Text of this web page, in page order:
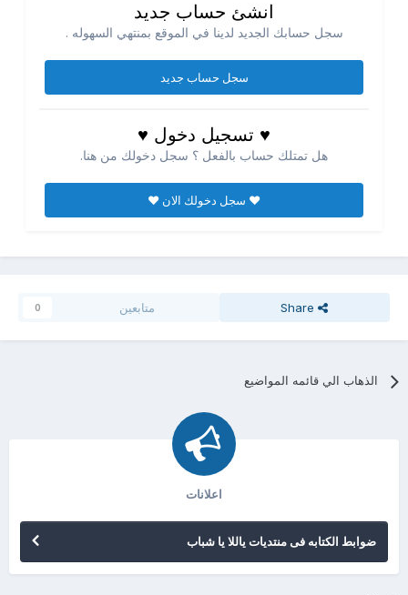
انشئ حساب جديد
سجل حسابك الجديد لدينا في الموقع بمنتهي السهوله .
سجل حساب جديد
♥ تسجيل دخول ♥
هل تمتلك حساب بالفعل ؟ سجل دخولك من هنا.
♥ سجل دخولك الان ♥
Share متابعين 0
الذهاب الي قائمه المواضيع
اعلانات
ضوابط الكتابه فى منتديات ياللا يا شباب